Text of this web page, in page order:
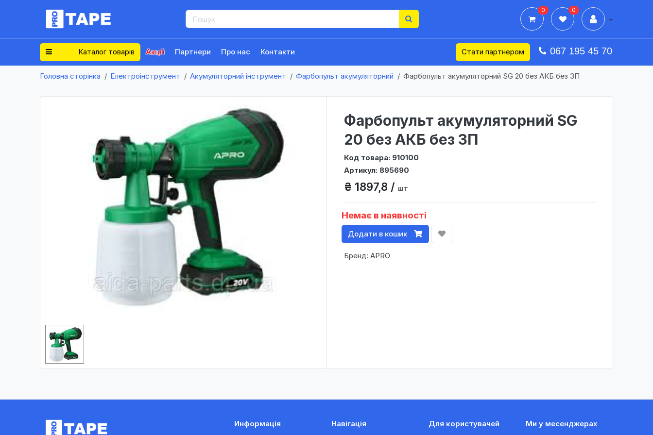
0 0
Каталог товарів Акції Партнери Про нас Контакти Стати партнером 067 195 45 70
Головна сторінка Електроінструмент Акумуляторний інструмент Фарбопульт акумуляторний Фарбопульт акумуляторний SG 20 без АКБ без ЗП
Фарбопульт акумуляторний SG
20 без АКБ без ЗП
Код товара: 910100
Артикул: 895690
₴ 1897,8 / шт
Немає в наявності
Додати в кошик
Бренд: APRO
Информація Навігація Для користувачей Ми у месенджерах